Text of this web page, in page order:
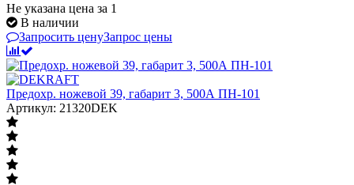
Не указана цена за 1
В наличии
Запросить ценуЗапрос цены
Предохр. ножевой 39, габарит 3, 500А ПН-101
Артикул: 21320DEK